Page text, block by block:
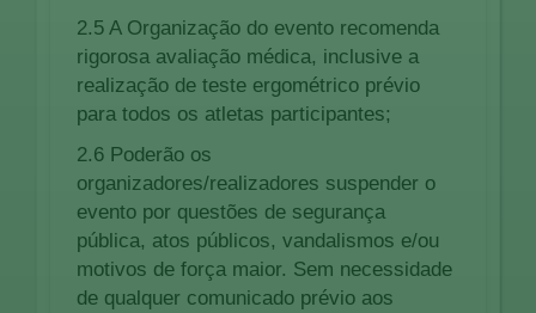
2.5 A Organização do evento recomenda
rigorosa avaliação médica, inclusive a
realização de teste ergométrico prévio
para todos os atletas participantes;
2.6 Poderão os
organizadores/realizadores suspender o
evento por questões de segurança
pública, atos públicos, vandalismos e/ou
motivos de força maior. Sem necessidade
de qualquer comunicado prévio aos